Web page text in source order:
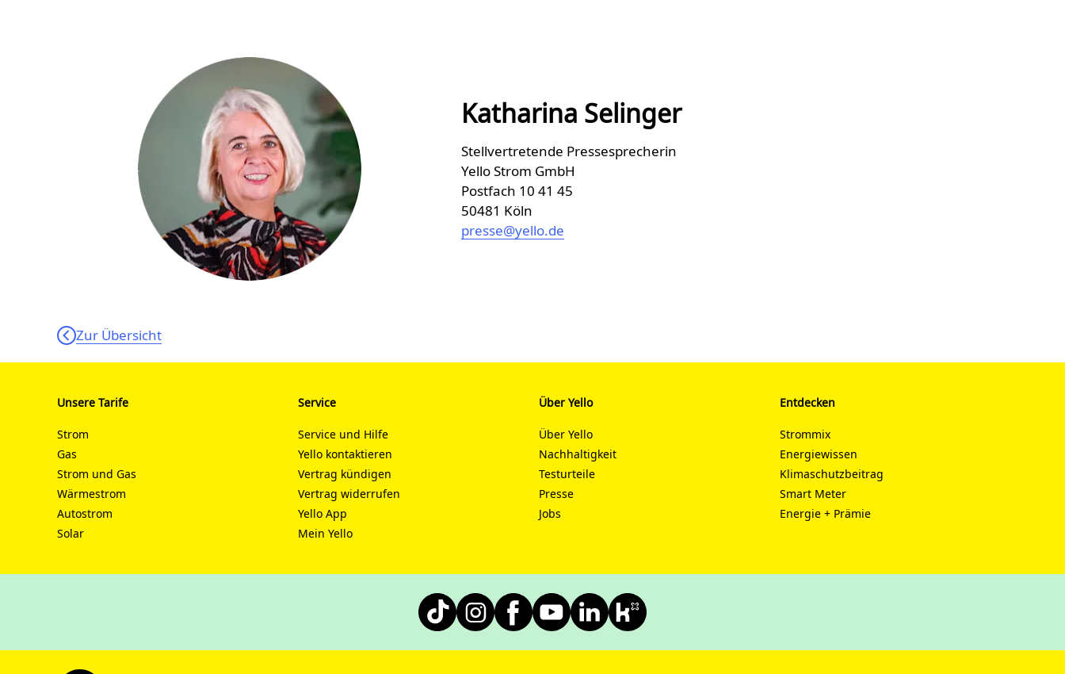
Katharina Selinger
Stellvertretende Pressesprecherin
Yello Strom GmbH
Postfach 10 41 45
50481 Köln
presse@yello.de
Zur Übersicht
Unsere Tarife
Strom
Gas
Strom und Gas
Wärmestrom
Autostrom
Solar
Service
Service und Hilfe
Yello kontaktieren
Vertrag kündigen
Vertrag widerrufen
Yello App
Mein Yello
Über Yello
Über Yello
Nachhaltigkeit
Testurteile
Presse
Jobs
Entdecken
Strommix
Energiewissen
Klimaschutzbeitrag
Smart Meter
Energie + Prämie